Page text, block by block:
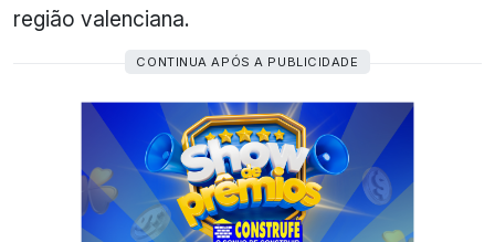
região valenciana.
CONTINUA APÓS A PUBLICIDADE